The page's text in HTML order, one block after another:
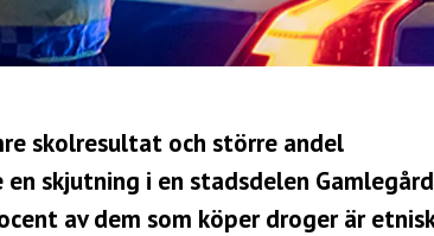
skolresultat och större andel
skjutning i en stadsdelen
av dem som köper droger är